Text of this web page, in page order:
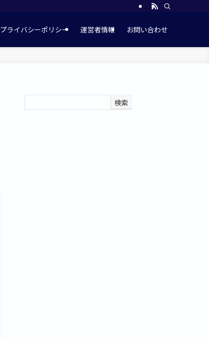
プライバシーポリシー 運営者情報 お問い合わせ
検索